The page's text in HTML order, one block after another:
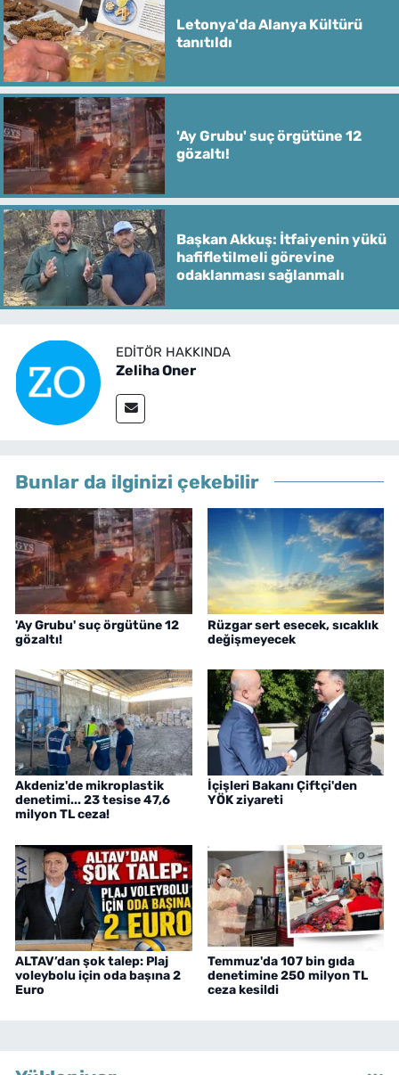
Letonya'da Alanya Kültürü
tanıtıldı
'Ay Grubu' suç örgütüne 12
gözaltı!
Başkan Akkuş: İtfaiyenin yükü
hafifletilmeli görevine
odaklanması sağlanmalı
EDITÖR HAKKINDA
Zeliha Oner
Bunlar da ilginizi çekebilir
'Ay Grubu' suç örgütüne 12
gözaltı!
Rüzgar sert esecek, sıcaklık
değişmeyecek
Akdeniz'de mikroplastik
denetimi... 23 tesise 47,6
milyon TL ceza!
İçişleri Bakanı Çiftçi'den
YÖK ziyareti
ALTAV’dan şok talep: Plaj
voleybolu için oda başına 2
Euro
Temmuz'da 107 bin gıda
denetimine 250 milyon TL
ceza kesildi